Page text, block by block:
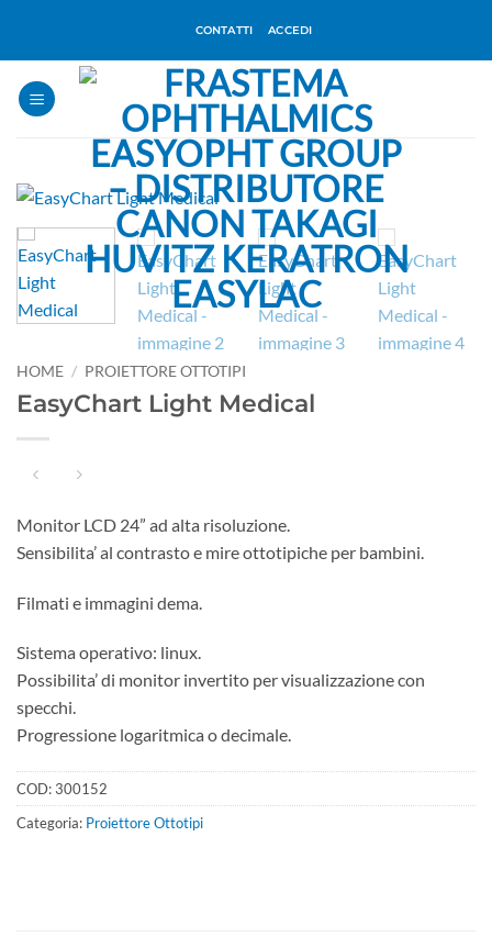
contenuti
CONTATTI ACCEDI
HOME / PROIETTORE OTTOTIPI
EasyChart Light Medical
Monitor LCD 24” ad alta risoluzione.
Sensibilita’ al contrasto e mire ottotipiche per bambini.
Filmati e immagini dema.
Sistema operativo: linux.
Possibilita’ di monitor invertito per visualizzazione con
specchi.
Progressione logaritmica o decimale.
COD:300152
Categoria: Proiettore Ottotipi